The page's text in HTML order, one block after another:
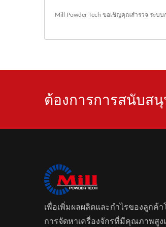
Mill Powder Tech ขอเชิญคุณสำรวจ ระบบ
ต้องการการสนับส
เพื่อเพิ่มผลผลิตและกำไรของลูกค้า
การจัดหาเครื่องจักรที่มีคุณภาพสูง